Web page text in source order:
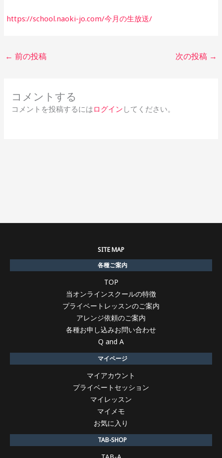
https://school.naoki-jo.com/今月の生放送/
← 前の投稿 次の投稿 →
コメントする
コメントを投稿するにはログイン してください。
SITE MAP
各種ご案内
TOP
当オンラインスクールの特徴
プライベートレッスンのご案内
アレンジ依頼のご案内
各種お申し込みお問い合わせ
Q and A
マイページ
マイアカウント
プライベートセッション
マイレッスン
マイメモ
お気に入り
TAB-SHOP